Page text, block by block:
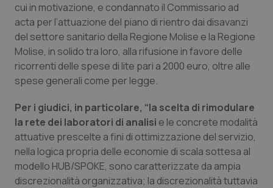
Lazio
Liguria
Lombardia
Marche
Molise
Piemonte
Diabete & glucometri
Disturbi dell’umore
Dolore
Donna & Salute
Epatiti
HIV
cui in motivazione, e condannato il Commissario ad
acta per l’attuazione del piano di rientro dai disavanzi
del settore sanitario della Regione Molise e la Regione
Molise, in solido tra loro, alla rifusione in favore delle
ricorrenti delle spese di lite pari a 2000 euro, oltre alle
spese generali come per legge.
Per i giudici, in particolare, “la scelta di rimodulare
la rete dei laboratori di analisi e le concrete modalità
attuative prescelte a fini di ottimizzazione del servizio,
nella logica propria delle economie di scala sottesa al
modello HUB/SPOKE, sono caratterizzate da ampia
discrezionalità organizzativa; la discrezionalità tuttavia